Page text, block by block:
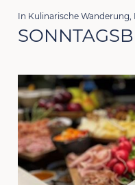
In Kulinarische Wanderung,